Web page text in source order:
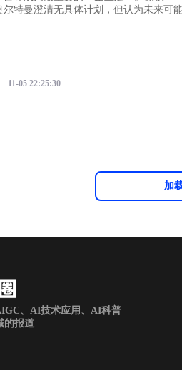
特曼澄清无具体计划，但认为未来可
11-05 22:25:30
加
、AI技术应用、AI科普
的报道